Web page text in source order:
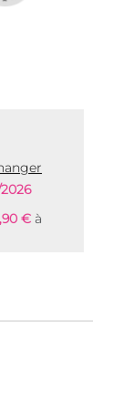
€ à